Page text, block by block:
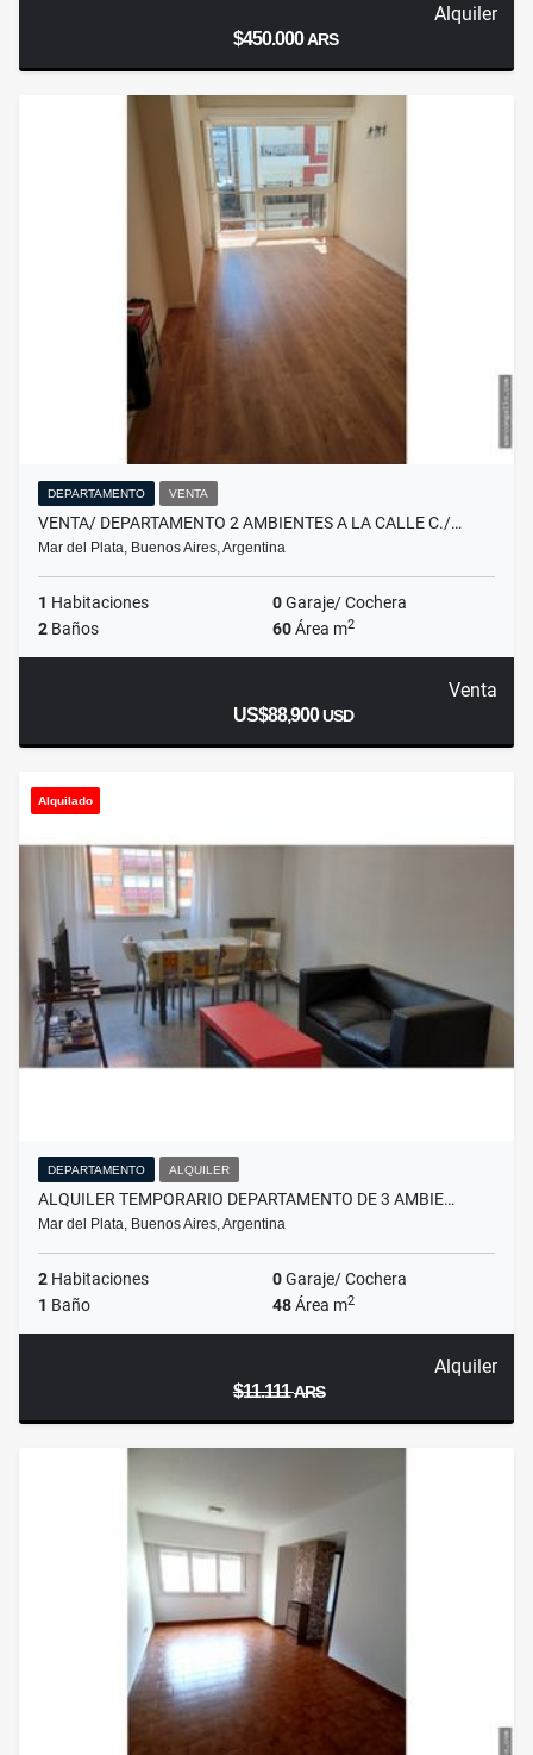
Alquiler
$450.000ARS
DEPARTAMENTO VENTA
VENTA/ DEPARTAMENTO 2 AMBIENTES A LA CALLE C./…
Mar del Plata, Buenos Aires, Argentina
1 Habitaciones 0Garaje/ Cochera
2 Baños 60Área m2
Venta
US$88,900USD
Alquilado
DEPARTAMENTO ALQUILER
ALQUILER TEMPORARIO DEPARTAMENTO DE 3 AMBIE…
Mar del Plata, Buenos Aires, Argentina
2 Habitaciones 0Garaje/ Cochera
1 Baño 48Área m2
Alquiler
$11.111ARS